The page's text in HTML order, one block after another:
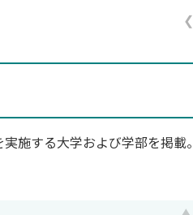
❮
施する大学および学部を掲載。